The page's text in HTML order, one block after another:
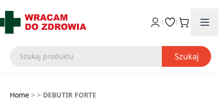
Szukaj
Home > > DEBUTIR FORTE